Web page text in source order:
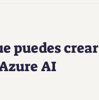
puedes crear
AI